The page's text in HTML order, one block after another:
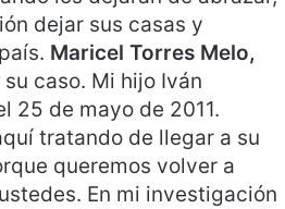
dejar sus casas y
Maricel Torres Melo,
caso. Mi hijo Iván
25 de mayo de 2011.
tratando de llegar a su
queremos volver a
En mi investigación